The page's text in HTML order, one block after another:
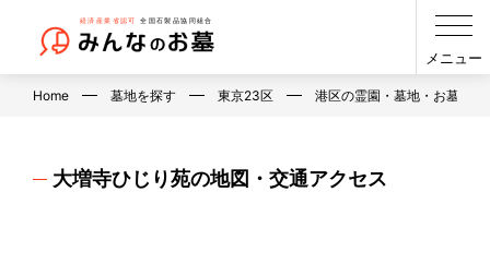
メニュー
Home 墓地を探す 東京23区 港区の霊園・墓地・お墓
大増寺ひじり苑の地図・交通アクセス